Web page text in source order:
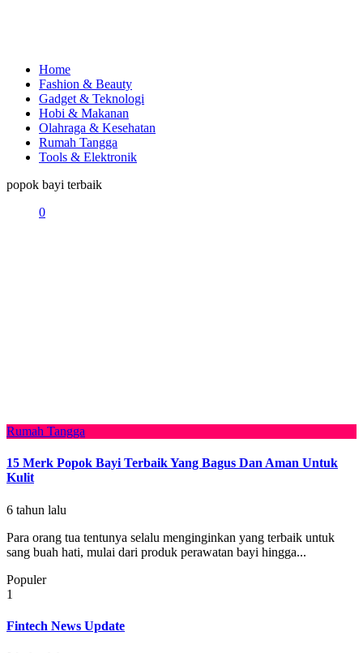
Home
Fashion & Beauty
Gadget & Teknologi
Hobi & Makanan
Olahraga & Kesehatan
Rumah Tangga
Tools & Elektronik
popok bayi terbaik
0
Rumah Tangga
15 Merk Popok Bayi Terbaik Yang Bagus Dan Aman Untuk
Kulit
6 tahun lalu
Para orang tua tentunya selalu menginginkan yang terbaik untuk
sang buah hati, mulai dari produk perawatan bayi hingga...
Populer
1
Fintech News Update